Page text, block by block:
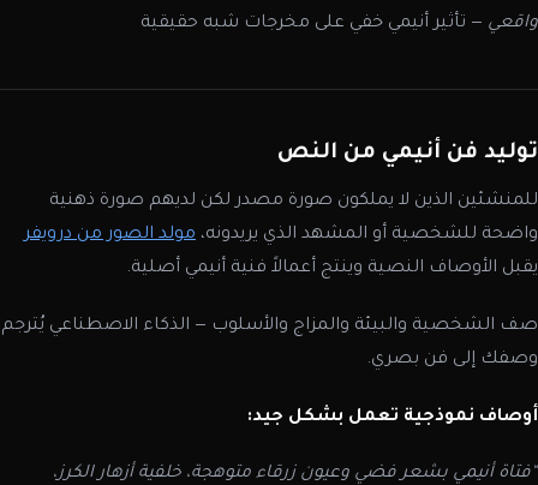
واقعي — تأثير أنيمي خفي على مخرجات شبه حقيقية
توليد فن أنيمي من النص
للمنشئين الذين لا يملكون صورة مصدر لكن لديهم صورة ذهنية
واضحة للشخصية أو المشهد الذي يريدونه، مولد الصور من درويفر
يقبل الأوصاف النصية وينتج أعمالاً فنية أنيمي أصلية.
صف الشخصية والبيئة والمزاج والأسلوب — الذكاء الاصطناعي يُترجم
وصفك إلى فن بصري.
أوصاف نموذجية تعمل بشكل جيد:
“فتاة أنيمي بشعر فضي وعيون زرقاء متوهجة، خلفية أزهار الكرز،